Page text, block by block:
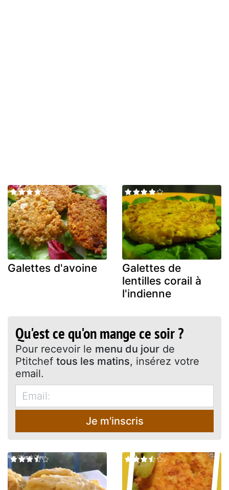
Galettes d'avoine
Galettes de
lentilles corail à
l'indienne
Qu'est ce qu'on mange ce soir ?
Pour recevoir le menu du jour de
Ptitchef tous les matins, insérez votre
email.
Je m'inscris